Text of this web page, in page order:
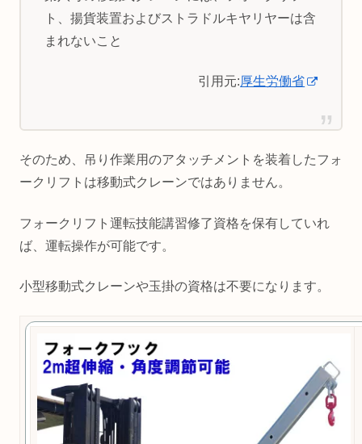
ト、揚貨装置およびストラドルキヤリヤーは含
まれないこと
引用元:厚生労働省
そのため、吊り作業用のアタッチメントを装着したフォ
ークリフトは移動式クレーンではありません。
フォークリフト運転技能講習修了資格を保有していれ
ば、運転操作が可能です。
小型移動式クレーンや玉掛の資格は不要になります。